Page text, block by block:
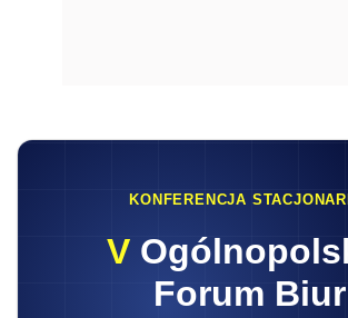
KONFERENCJA
V
Forum Biur